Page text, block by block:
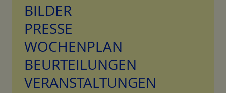
BILDER
PRESSE
WOCHENPLAN
BEURTEILUNGEN
VERANSTALTUNGEN